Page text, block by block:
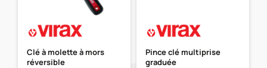
Clé à molette à mors
réversible
Pince clé multiprise
graduée